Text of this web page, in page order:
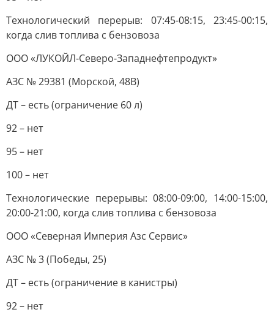
Технологический перерыв: 07:45-08:15, 23:45-00:15,
когда слив топлива с бензовоза
ООО «ЛУКОЙЛ-Северо-Западнефтепродукт»
АЗС № 29381 (Морской, 48В)
ДТ – есть (ограничение 60 л)
92 – нет
95 – нет
100 – нет
Технологические перерывы: 08:00-09:00, 14:00-15:00,
20:00-21:00, когда слив топлива с бензовоза
ООО «Северная Империя Азс Сервис»
АЗС № 3 (Победы, 25)
ДТ – есть (ограничение в канистры)
92 – нет